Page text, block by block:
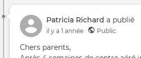
Patricia Richard a publié
il y a 1 année Public
Chers parents,